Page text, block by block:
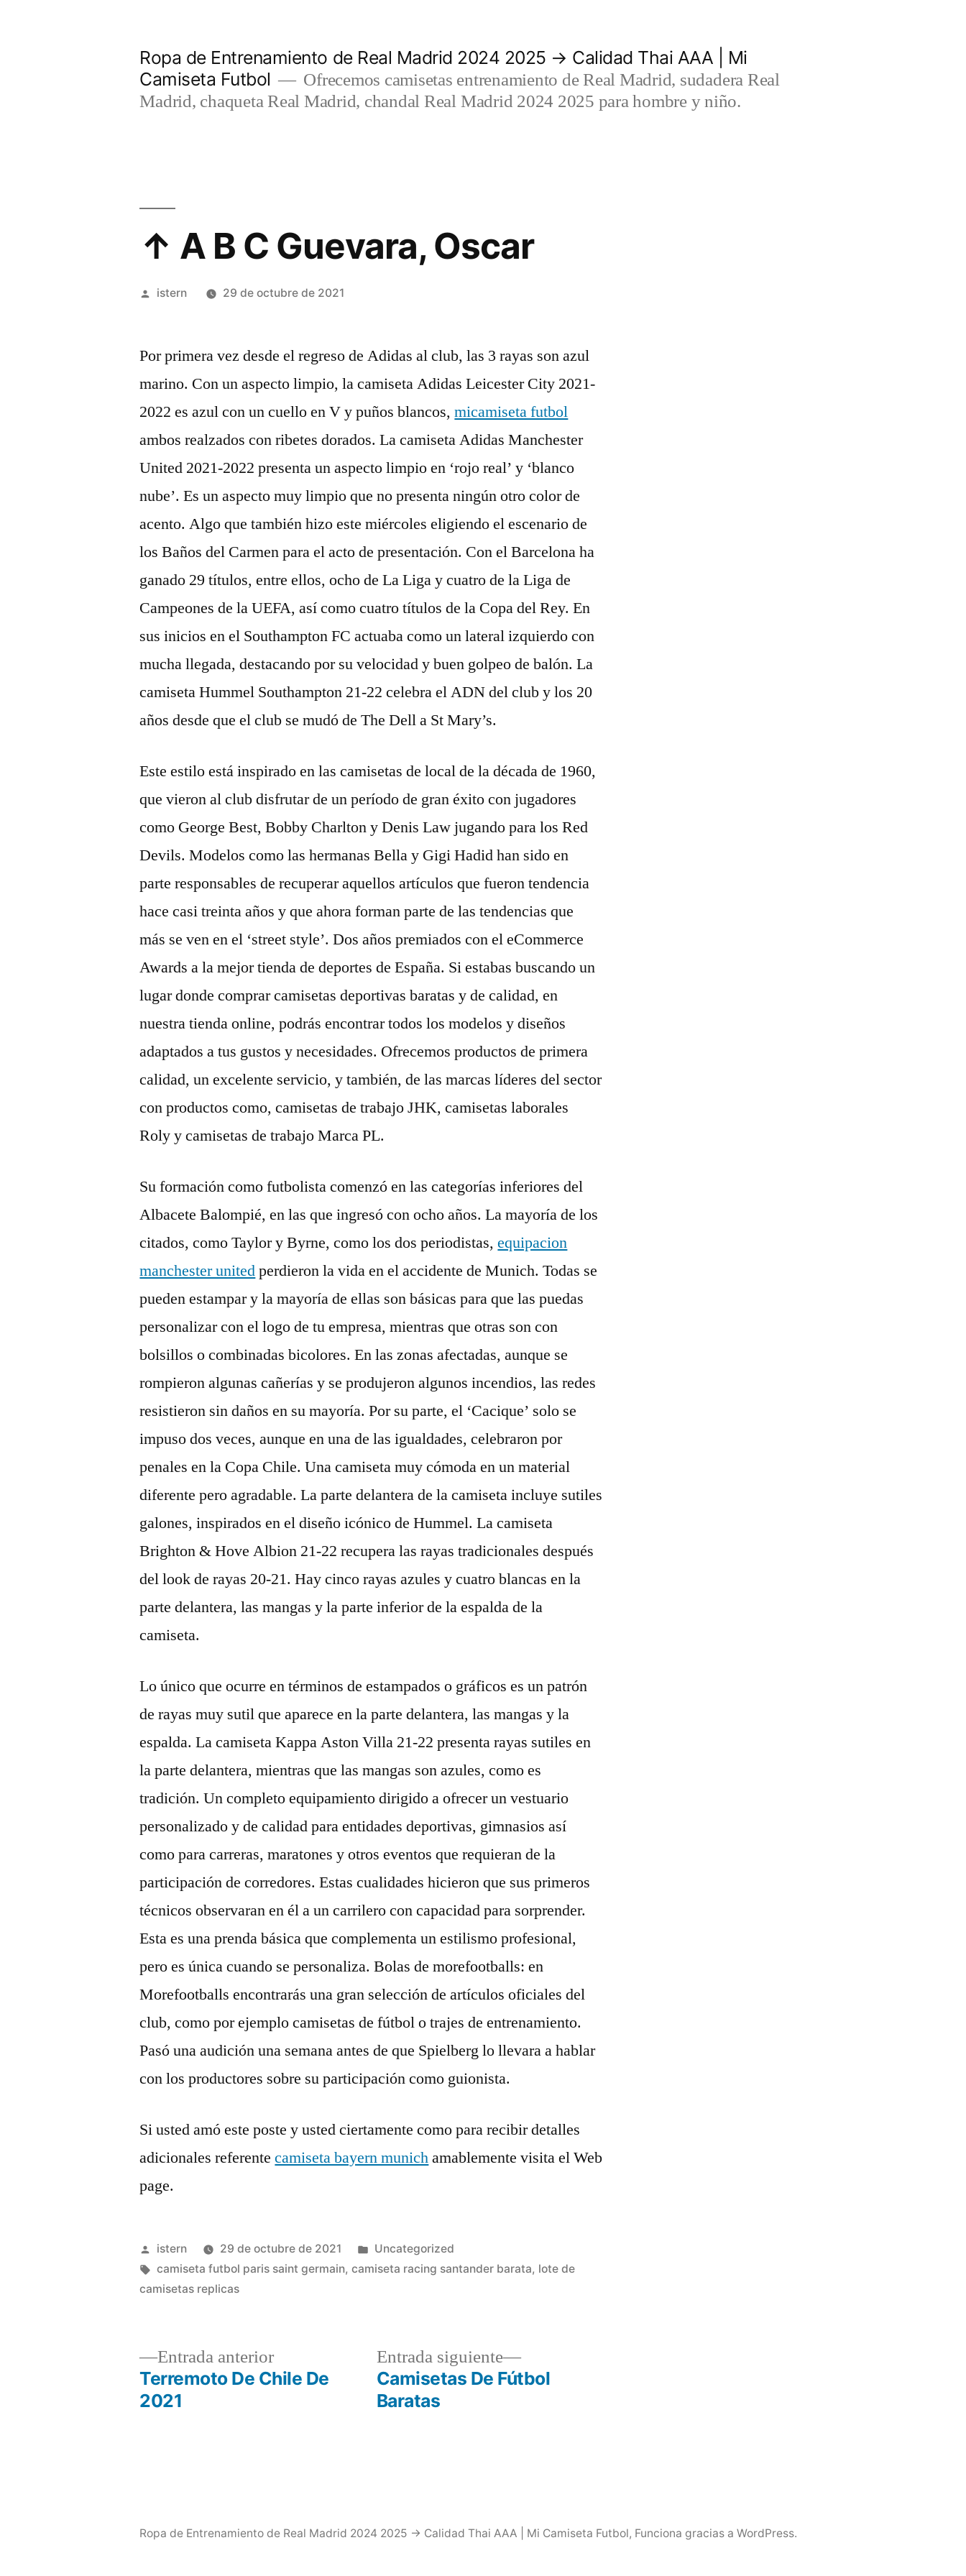
Ropa de Entrenamiento de Real Madrid 2024 2025 → Calidad Thai AAA | Mi
Camiseta Futbol
Ofrecemos camisetas entrenamiento de Real Madrid, sudadera Real
Madrid, chaqueta Real Madrid, chandal Real Madrid 2024 2025 para hombre y niño.
↑ A B C Guevara, Oscar
Publicado
istern 29 de octubre de 2021
Por primera vez desde el regreso de Adidas al club, las 3 rayas son azul
marino. Con un aspecto limpio, la camiseta Adidas Leicester City 2021-
2022 es azul con un cuello en V y puños blancos,micamiseta futbol
ambos realzados con ribetes dorados. La camiseta Adidas Manchester
United 2021-2022 presenta un aspecto limpio en ‘rojo real’ y ‘blanco
nube’. Es un aspecto muy limpio que no presenta ningún otro color de
acento. Algo que también hizo este miércoles eligiendo el escenario de
los Baños del Carmen para el acto de presentación. Con el Barcelona ha
ganado 29 títulos, entre ellos, ocho de La Liga y cuatro de la Liga de
Campeones de la UEFA, así como cuatro títulos de la Copa del Rey. En
sus inicios en el Southampton FC actuaba como un lateral izquierdo con
mucha llegada, destacando por su velocidad y buen golpeo de balón. La
camiseta Hummel Southampton 21-22 celebra el ADN del club y los 20
años desde que el club se mudó de The Dell a St Mary’s.
Este estilo está inspirado en las camisetas de local de la década de 1960,
que vieron al club disfrutar de un período de gran éxito con jugadores
como George Best, Bobby Charlton y Denis Law jugando para los Red
Devils. Modelos como las hermanas Bella y Gigi Hadid han sido en
parte responsables de recuperar aquellos artículos que fueron tendencia
hace casi treinta años y que ahora forman parte de las tendencias que
más se ven en el ‘street style’. Dos años premiados con el eCommerce
Awards a la mejor tienda de deportes de España. Si estabas buscando un
lugar donde comprar camisetas deportivas baratas y de calidad, en
nuestra tienda online, podrás encontrar todos los modelos y diseños
adaptados a tus gustos y necesidades. Ofrecemos productos de primera
calidad, un excelente servicio, y también, de las marcas líderes del sector
con productos como, camisetas de trabajo JHK, camisetas laborales
Roly y camisetas de trabajo Marca PL.
Su formación como futbolista comenzó en las categorías inferiores del
Albacete Balompié, en las que ingresó con ocho años. La mayoría de los
citados, como Taylor y Byrne, como los dos periodistas,equipacion
manchester unitedperdieron la vida en el accidente de Munich. Todas se
pueden estampar y la mayoría de ellas son básicas para que las puedas
personalizar con el logo de tu empresa, mientras que otras son con
bolsillos o combinadas bicolores. En las zonas afectadas, aunque se
rompieron algunas cañerías y se produjeron algunos incendios, las redes
resistieron sin daños en su mayoría. Por su parte, el ‘Cacique’ solo se
impuso dos veces, aunque en una de las igualdades, celebraron por
penales en la Copa Chile. Una camiseta muy cómoda en un material
diferente pero agradable. La parte delantera de la camiseta incluye sutiles
galones, inspirados en el diseño icónico de Hummel. La camiseta
Brighton & Hove Albion 21-22 recupera las rayas tradicionales después
del look de rayas 20-21. Hay cinco rayas azules y cuatro blancas en la
parte delantera, las mangas y la parte inferior de la espalda de la
camiseta.
Lo único que ocurre en términos de estampados o gráficos es un patrón
de rayas muy sutil que aparece en la parte delantera, las mangas y la
espalda. La camiseta Kappa Aston Villa 21-22 presenta rayas sutiles en
la parte delantera, mientras que las mangas son azules, como es
tradición. Un completo equipamiento dirigido a ofrecer un vestuario
personalizado y de calidad para entidades deportivas, gimnasios así
como para carreras, maratones y otros eventos que requieran de la
participación de corredores. Estas cualidades hicieron que sus primeros
técnicos observaran en él a un carrilero con capacidad para sorprender.
Esta es una prenda básica que complementa un estilismo profesional,
pero es única cuando se personaliza. Bolas de morefootballs: en
Morefootballs encontrarás una gran selección de artículos oficiales del
club, como por ejemplo camisetas de fútbol o trajes de entrenamiento.
Pasó una audición una semana antes de que Spielberg lo llevara a hablar
con los productores sobre su participación como guionista.
Si usted amó este poste y usted ciertamente como para recibir detalles
adicionales referentecamiseta bayern munichamablemente visita el Web
page.
Publicado
por
istern 29 de octubre de 2021
Publicado
en
Uncategorized
Etiquetas:
camiseta futbol paris saint germain,camiseta racing santander barata, lote de
camisetas replicas
Navegación
Entrada anteriorEntrada
anterior:
Terremoto De Chile De
2021
Entrada siguiente
Entrada
siguiente:
Camisetas De Fútbol
Baratas
Ropa de Entrenamiento de Real Madrid 2024 2025 → Calidad Thai AAA | Mi Camiseta Futbol, Funciona gracias a WordPress.